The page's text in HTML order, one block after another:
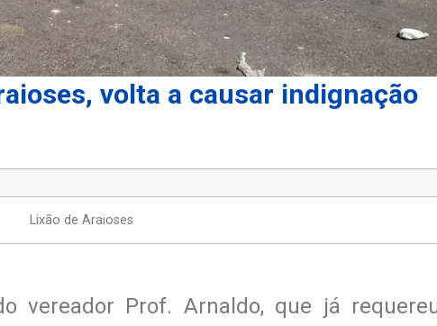
volta a causar indignação
Lixão de Araioses
vereador Prof. Arnaldo, que já